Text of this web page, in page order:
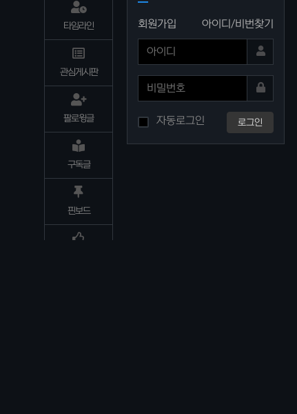
타임라인
관심게시판
팔로윙글
구독글
핀보드
회원가입 아이디/비번찾기
자동로그인 로그인